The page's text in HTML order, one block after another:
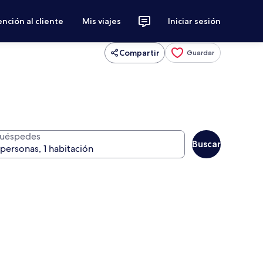
al cliente Mis viajes Iniciar sesión
Compartir Guardar
Buscar